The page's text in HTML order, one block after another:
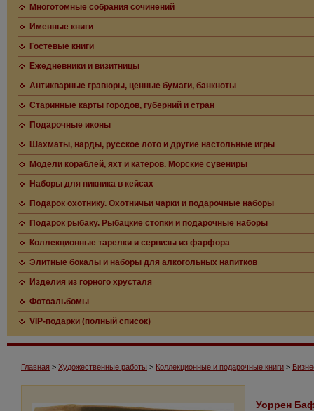
Многотомные собрания сочинений
Именные книги
Гостевые книги
Ежедневники и визитницы
Антикварные гравюры, ценные бумаги, банкноты
Старинные карты городов, губерний и стран
Подарочные иконы
Шахматы, нарды, русское лото и другие настольные игры
Модели кораблей, яхт и катеров. Морские сувениры
Наборы для пикника в кейсах
Подарок охотнику. Охотничьи чарки и подарочные наборы
Подарок рыбаку. Рыбацкие стопки и подарочные наборы
Коллекционные тарелки и сервизы из фарфора
Элитные бокалы и наборы для алкогольных напитков
Изделия из горного хрусталя
Фотоальбомы
VIP-подарки (полный список)
Главная > Художественные работы > Коллекционные и подарочные книги >
Уоррен